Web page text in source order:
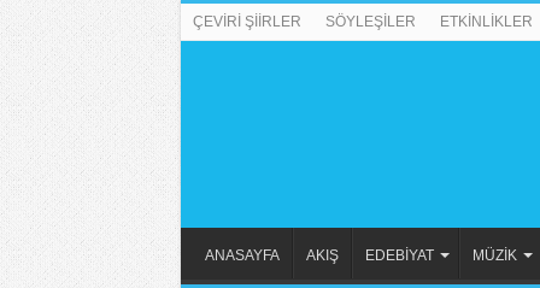
ÇEVİRİ ŞİİRLER SÖYLEŞİLER ETKİNLİKLER
ANASAYFA AKIŞ EDEBİYAT MÜZİK